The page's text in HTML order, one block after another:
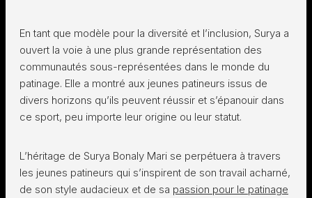
En tant que modèle pour la diversité et l’inclusion, Surya a
ouvert la voie à une plus grande représentation des
communautés sous-représentées dans le monde du
patinage. Elle a montré aux jeunes patineurs issus de
divers horizons qu’ils peuvent réussir et s’épanouir dans
ce sport, peu importe leur origine ou leur statut.
L’héritage de Surya Bonaly Mari se perpétuera à travers
les jeunes patineurs qui s’inspirent de son travail acharné,
de son style audacieux et de sa passion pour le patinage